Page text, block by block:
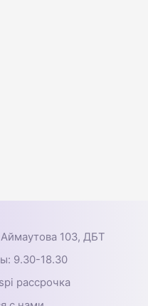
103, ДБТ
9.30-18.30
рассрочка